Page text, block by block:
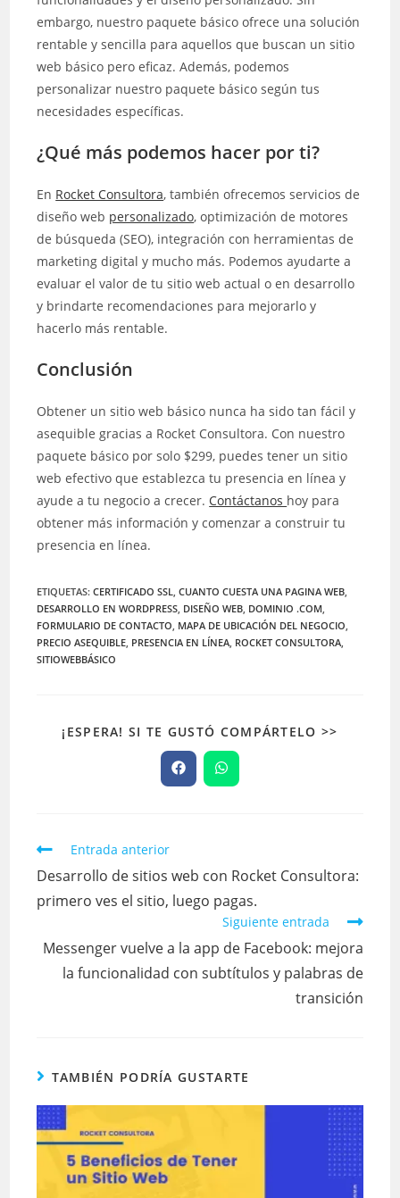
embargo, nuestro paquete básico ofrece una solución
rentable y sencilla para aquellos que buscan un sitio
web básico pero eficaz. Además, podemos
personalizar nuestro paquete básico según tus
necesidades específicas.
¿Qué más podemos hacer por ti?
En Rocket Consultora, también ofrecemos servicios de
diseño web personalizado, optimización de motores
de búsqueda (SEO), integración con herramientas de
marketing digital y mucho más. Podemos ayudarte a
evaluar el valor de tu sitio web actual o en desarrollo
y brindarte recomendaciones para mejorarlo y
hacerlo más rentable.
Conclusión
Obtener un sitio web básico nunca ha sido tan fácil y
asequible gracias a Rocket Consultora. Con nuestro
paquete básico por solo $299, puedes tener un sitio
web efectivo que establezca tu presencia en línea y
ayude a tu negocio a crecer. Contáctanos hoy para
obtener más información y comenzar a construir tu
presencia en línea.
ETIQUETAS:CERTIFICADO SSL CUANTO CUESTA UNA PAGINA WEB
DESARROLLO EN WORDPRESS DISEÑO WEB DOMINIO .COM
FORMULARIO DE CONTACTO MAPA DE UBICACIÓN DEL NEGOCIO
PRECIO ASEQUIBLE PRESENCIA EN LÍNEA ROCKET CONSULTORA
SITIOWEBBÁSICO
¡ESPERA! SI TE GUSTÓ COMPÁRTELO >>
Entrada anterior
Desarrollo de sitios web con Rocket Consultora:
primero ves el sitio, luego pagas.
Siguiente entrada
Messenger vuelve a la app de Facebook: mejora
la funcionalidad con subtítulos y palabras de
transición
TAMBIÉN PODRÍA GUSTARTE